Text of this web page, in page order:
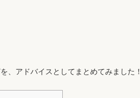
、アドバイスとしてまとめてみました！